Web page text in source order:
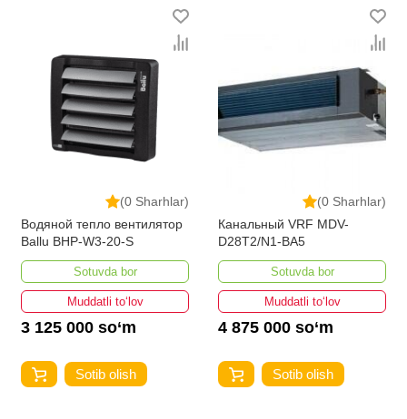
bo'lib, ularning ro'yxati doimiy ravishda kengayib
bormoqda. Biz butun mamlakat bo'ylab tovarlarni
istalgan miqdorda yetkazib beramiz. Bularning barchasi
O'zbekistondagi eng yaxshi narx bilan qo’shimcha
qilingan, ikarvon.uz dan Ventilyatsiya uskunalari - bu
eng keng narxlar oralig'i. Va bu yerda Ventilyatsiya
uskunalari toifasidagi har bir element uchun optimal
(0 Sharhlar)
Водяной тепло вентилятор
Ballu BHP-W3-20-S
Sotuvda bor
Muddatli to‘lov
3 125 000 so‘m
Sotib olish
(0 Sharhlar)
Канальный VRF MDV-
D28T2/N1-BA5
Sotuvda bor
Muddatli to‘lov
4 875 000 so‘m
Sotib olish